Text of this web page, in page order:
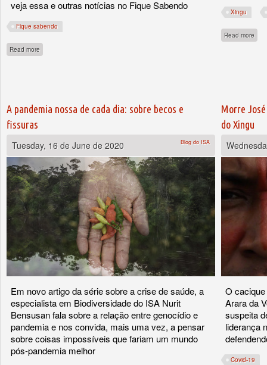
veja essa e outras notícias no Fique Sabendo
Fique sabendo
Read more
Xingu
Read more
A pandemia nossa de cada dia: sobre becos e
fissuras
Tuesday, 16 de June de 2020
Blog do ISA
Em novo artigo da série sobre a crise de saúde, a
especialista em Biodiversidade do ISA Nurit
Bensusan fala sobre a relação entre genocídio e
pandemia e nos convida, mais uma vez, a pensar
sobre coisas impossíveis que fariam um mundo
pós-pandemia melhor
Morre
do Xingu
O
Arara da
suspeita
liderança
Covid-19